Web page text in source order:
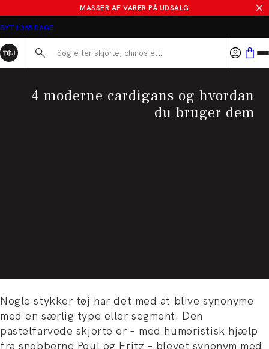
MASSER AF VARER PÅ UDSALG
BYT I 365 DAGE
Søg her...
4 moderne cardigans og hvordan
du bruger dem
Nogle stykker tøj har det med at blive synonyme
med en særlig type eller segment. Den
pastelfarvede skjorte er – med humoristisk hjælp
fra snobberne Poul og Fritz – blevet synonym med